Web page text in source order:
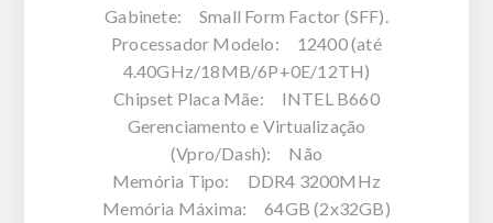
Gabinete: Small Form Factor (SFF).
Processador Modelo: 12400 (até
4.40GHz/18MB/6P+0E/12TH)
Chipset Placa Mãe: INTEL B660
Gerenciamento e Virtualização
(Vpro/Dash): Não
Memória Tipo: DDR4 3200MHz
Memória Máxima: 64GB (2x32GB)